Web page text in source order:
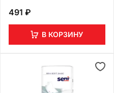
491 ₽
В КОРЗИНУ